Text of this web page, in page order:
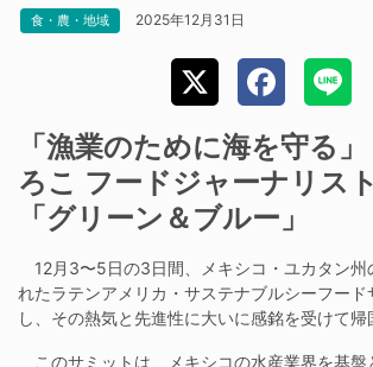
食・農・地域 2025年12月31日
「漁業のために海を守る
ろこ フードジャーナリス
「グリーン＆ブルー」
12月3〜5日の3日間、メキシコ・ユカタン州
れたラテンアメリカ・サステナブルシーフード
し、その熱気と先進性に大いに感銘を受けて帰
このサミットは、メキシコの水産業界を基盤